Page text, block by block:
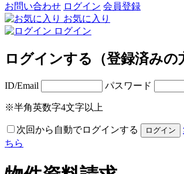
お問い合わせ ログイン 会員登録
お気に入り
ログイン
ログインする（登録済みの
ID/Email パスワード
※半角英数字4文字以上
次回から自動でログインする
ちら